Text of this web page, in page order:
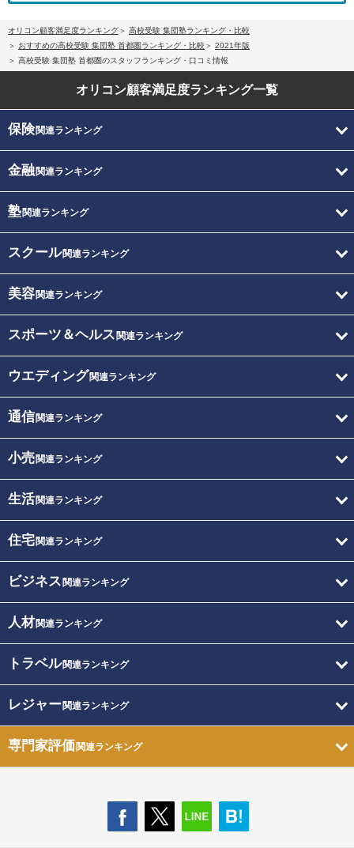
オリコン顧客満足度ランキング
高校受験 集団塾ランキング・比較
おすすめの高校受験 集団塾 首都圏ランキング・比較
2021年版
高校受験 集団塾 首都圏のスタッフランキング・口コミ情報
オリコン顧客満足度ランキング一覧
保険関連ランキング
金融関連ランキング
塾関連ランキング
スクール関連ランキング
美容関連ランキング
スポーツ＆ヘルス 関連ランキング
ウエディング関連ランキング
通信関連ランキング
小売関連ランキング
生活関連ランキング
住宅関連ランキング
ビジネス 関連ランキング
人材関連ランキング
トラベル関連ランキング
レジャー関連ランキング
専門家評価関連ランキング